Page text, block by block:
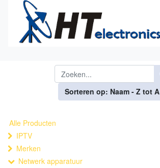
Sorteren op: Naam - Z tot A
Alle Producten
IPTV
Merken
Netwerk apparatuur